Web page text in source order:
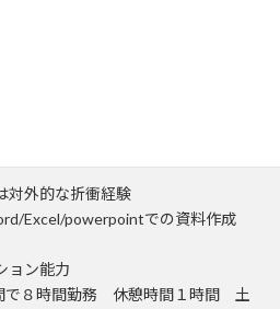
な折衝経験
powerpointでの資料作成
能力
で８時間勤務 休憩時間１時間 土